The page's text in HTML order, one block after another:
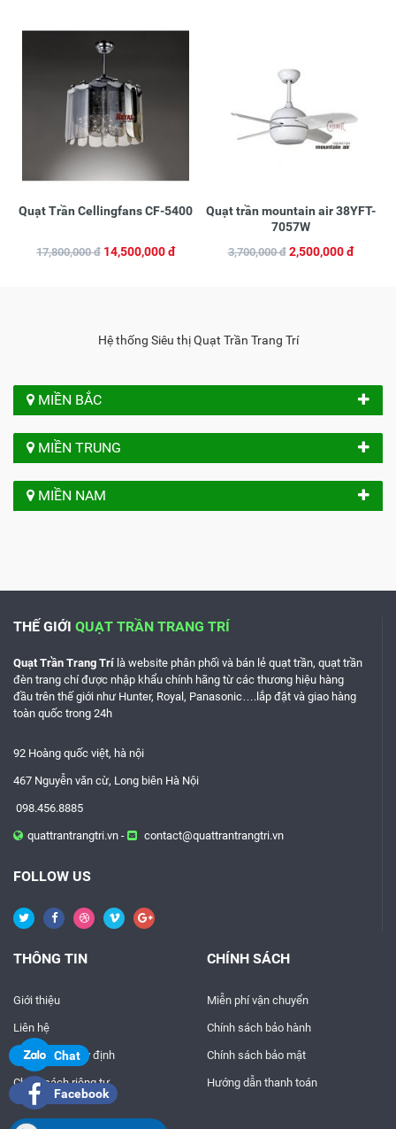
Quạt Trần Cellingfans CF-5400
17,800,000 đ 14,500,000 đ
Quạt trần mountain air 38YFT-
7057W
3,700,000 đ 2,500,000 đ
Hệ thống Siêu thị Quạt Trần Trang Trí
MIỀN BẮC
MIỀN TRUNG
MIỀN NAM
THẾ GIỚI QUẠT TRẦN TRANG TRÍ
Quạt Trần Trang Trí là website phân phối và bán lẻ quạt trần, quạt trần
đèn trang chí được nhập khẩu chính hãng từ các thương hiệu hàng
đầu trên thế giới như Hunter, Royal, Panasonic….lắp đật và giao hàng
toàn quốc trong 24h
92 Hoàng quốc việt, hà nội
467 Nguyễn văn cừ, Long biên Hà Nội
098.456.8885
quattrantrangtri.vn - contact@quattrantrangtri.vn
FOLLOW US
THÔNG TIN
Giới thiệu
Liên hệ
Điều khoản quy định
Chính sách riêng tư
CHÍNH SÁCH
Miễn phí vận chuyển
Chính sách bảo hành
Chính sách bảo mật
Hướng dẫn thanh toán
Chat
Facebook